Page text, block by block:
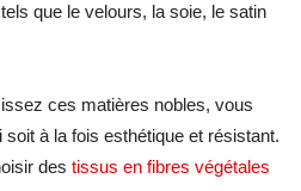
que le velours, la soie, le satin
ces matières nobles, vous
soit à la fois esthétique et résistant.
des tissus en fibres végétales